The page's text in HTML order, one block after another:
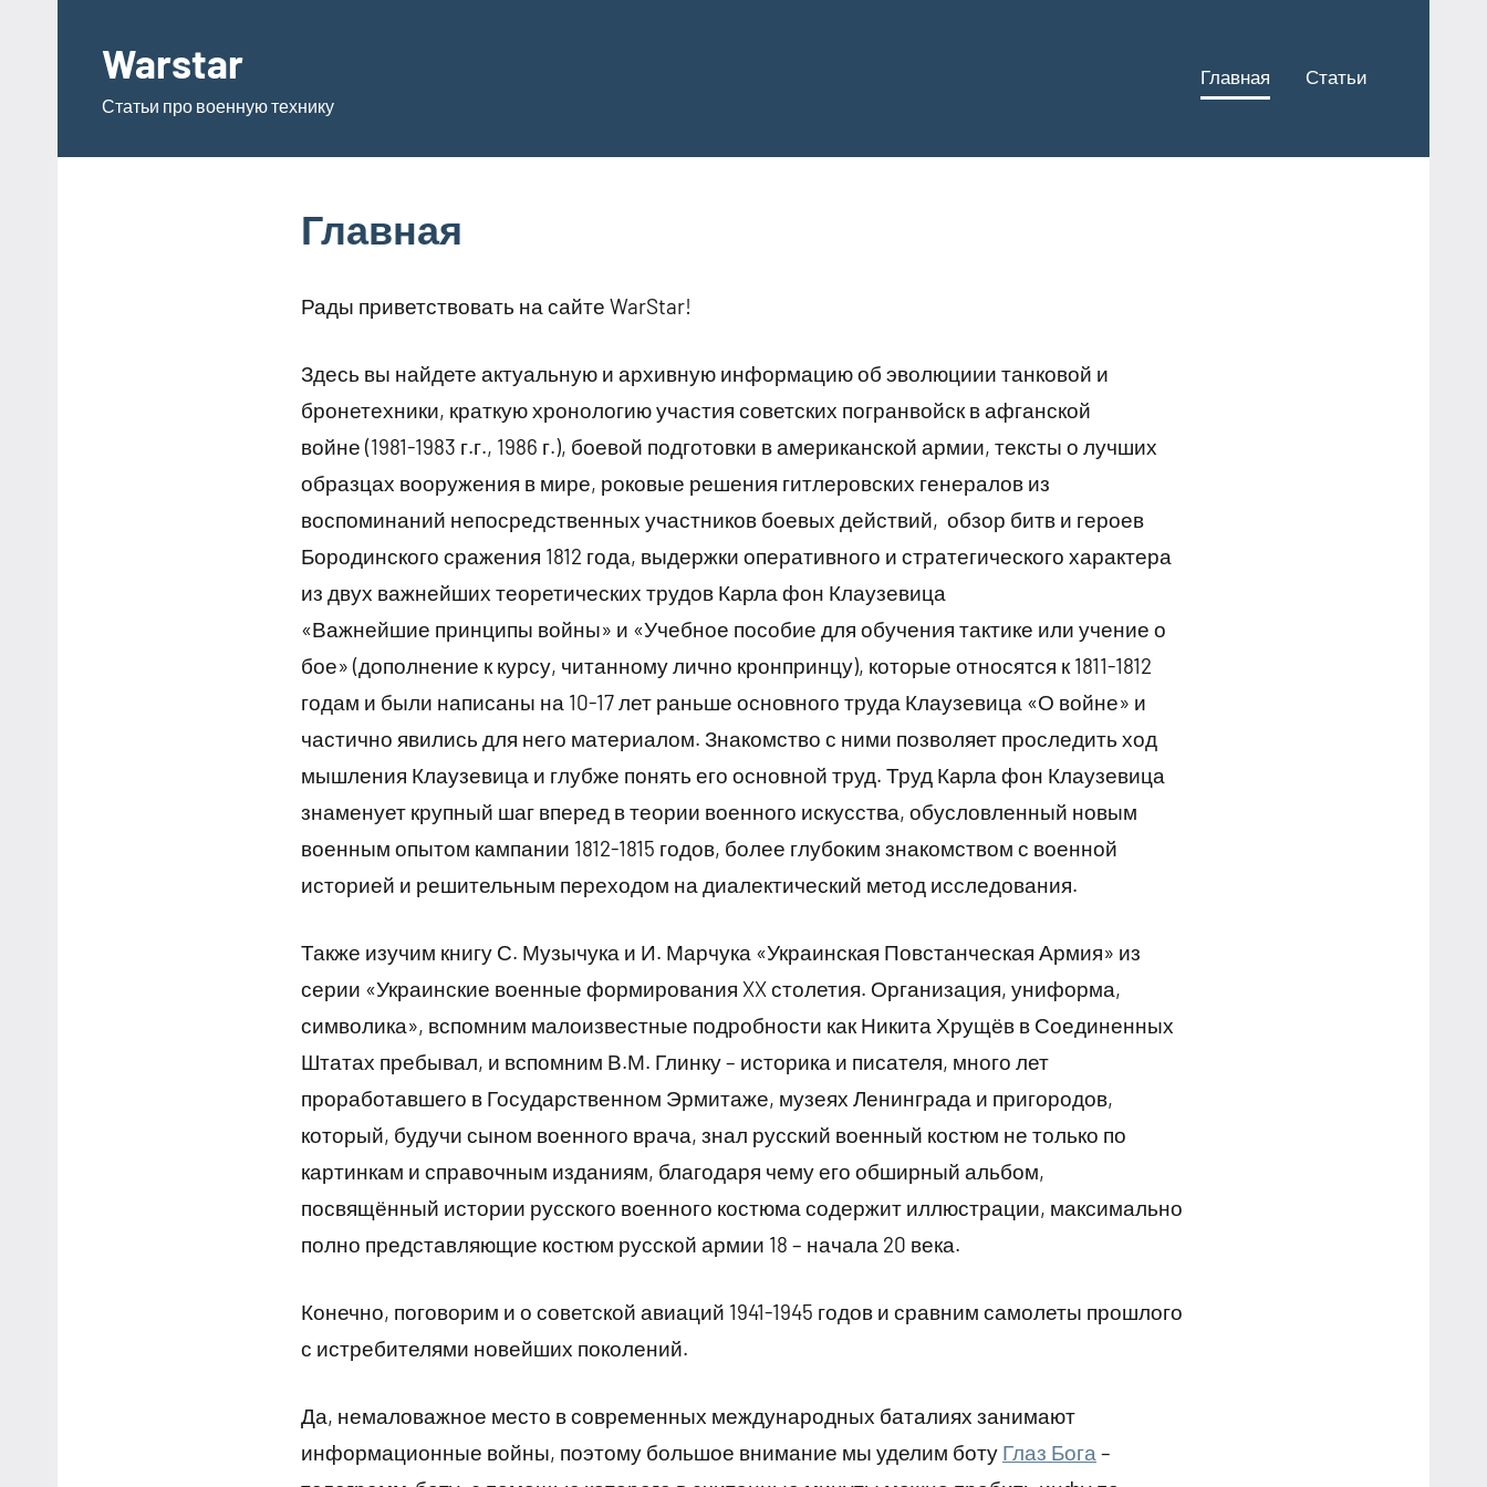
содержимому
Warstar
Статьи про военную технику
Главная Статьи
Главная
Рады приветствовать на сайте WarStar!
Здесь вы найдете актуальную и архивную информацию об эволюциии танковой и
бронетехники, краткую хронологию участия советских погранвойск в афганской
войне (1981-1983 г.г., 1986 г.), боевой подготовки в американской армии, тексты о лучших
образцах вооружения в мире, роковые решения гитлеровских генералов из
воспоминаний непосредственных участников боевых действий, обзор битв и героев
Бородинского сражения 1812 года, выдержки оперативного и стратегического характера
из двух важнейших теоретических трудов Карла фон Клаузевица
«Важнейшие принципы войны» и «Учебное пособие для обучения тактике или учение о
бое» (дополнение к курсу, читанному лично кронпринцу), которые относятся к 1811-1812
годам и были написаны на 10-17 лет раньше основного труда Клаузевица «О войне» и
частично явились для него материалом. Знакомство с ними позволяет проследить ход
мышления Клаузевица и глубже понять его основной труд. Труд Карла фон Клаузевица
знаменует крупный шаг вперед в теории военного искусства, обусловленный новым
военным опытом кампании 1812-1815 годов, более глубоким знакомством с военной
историей и решительным переходом на диалектический метод исследования.
Также изучим книгу С. Музычука и И. Марчука «Украинская Повстанческая Армия» из
серии «Украинские военные формирования XX столетия. Организация, униформа,
символика», вспомним малоизвестные подробности как Никита Хрущёв в Соединенных
Штатах пребывал, и вспомним В.М. Глинку – историка и писателя, много лет
проработавшего в Государственном Эрмитаже, музеях Ленинграда и пригородов,
который, будучи сыном военного врача, знал русский военный костюм не только по
картинкам и справочным изданиям, благодаря чему его обширный альбом,
посвящённый истории русского военного костюма содержит иллюстрации, максимально
полно представляющие костюм русской армии 18 – начала 20 века.
Конечно, поговорим и о советской авиаций 1941-1945 годов и сравним самолеты прошлого
с истребителями новейших поколений.
Да, немаловажное место в современных международных баталиях занимают
информационные войны, поэтому большое внимание мы уделим боту Глаз Бога –